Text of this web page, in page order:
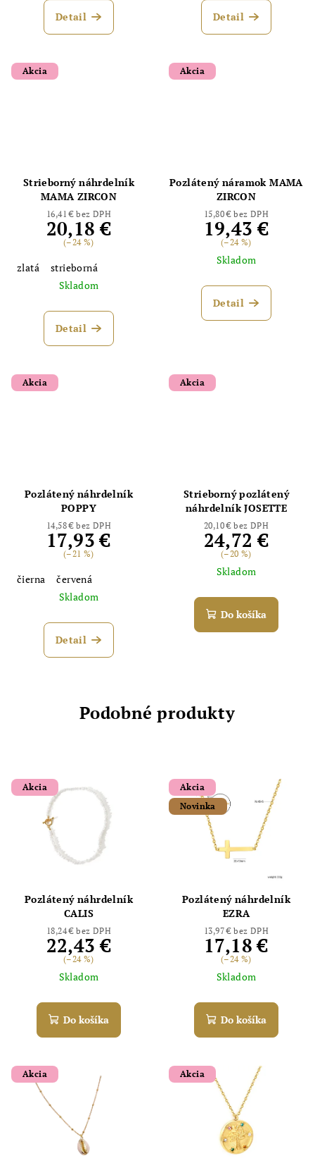
Detail Detail
Akcia
Strieborný náhrdelník
MAMA ZIRCON
16,41 € bez DPH
20,18 €
(–24 %)
zlatá
strieborná
Skladom
Detail
Akcia
Pozlátený náramok MAMA
ZIRCON
15,80 € bez DPH
19,43 €
(–24 %)
Skladom
Detail
Akcia
Pozlátený náhrdelník
POPPY
14,58 € bez DPH
17,93 €
(–21 %)
čierna
červená
Skladom
Detail
Akcia
Strieborný pozlátený
náhrdelník JOSETTE
20,10 € bez DPH
24,72 €
(–20 %)
Skladom
Do košíka
Podobné produkty
Akcia
Pozlátený náhrdelník
CALIS
18,24 € bez DPH
22,43 €
(–24 %)
Skladom
Do košíka
Akcia
Novinka
Pozlátený náhrdelník
EZRA
13,97 € bez DPH
17,18 €
(–24 %)
Skladom
Do košíka
Akcia Akcia